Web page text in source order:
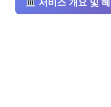
서비스 개요 및